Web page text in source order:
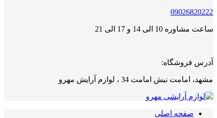
09026820222
ساعت مشاوره 10 الی 14 و 17 الی 21
آدرس فروشگاه:
مشهد، امامت نبش امامت 34 ، لوازم آرایش مهرو
صفحه اصلی